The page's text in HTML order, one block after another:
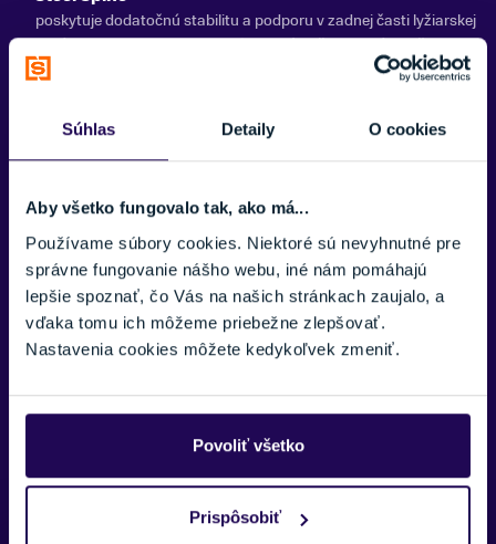
Súhlas Detaily O cookies
Aby všetko fungovalo tak, ako má...
Používame súbory cookies. Niektoré sú nevyhnutné pre
správne fungovanie nášho webu, iné nám pomáhajú
lepšie spoznať, čo Vás na našich stránkach zaujalo, a
vďaka tomu ich môžeme priebežne zlepšovať.
Nastavenia cookies môžete kedykoľvek zmeniť.
Povoliť všetko
Prispôsobiť
Rossignol
poskytuje dodatočnú stabilitu a podporu v zadnej časti lyžiarskej
topánky so zabudovanou oceľovou výstužou, ktorá zlepšuje
prenos sily
BI-Injected Spoiler
poskytuje zlepšenú prispôsobivosť a pohodlie v oblasti lýtka tým,
že je spojler vyrobený z dvoch rôznych tvrdých plastov, čo
Double Buckle
revolúcia na trhu, systém dvojitej pracky pre jednoduché
nazúvanie a vyzúvanie bez vplyvu na výkon lyžiarky
Thinsulate® Stretch
izolácia v prednej časti chodidla
Merino wool
zateplenie vnútornej topánky